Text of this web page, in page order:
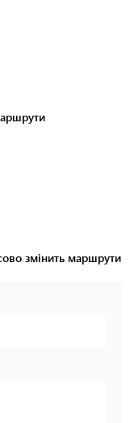
змінить маршрути